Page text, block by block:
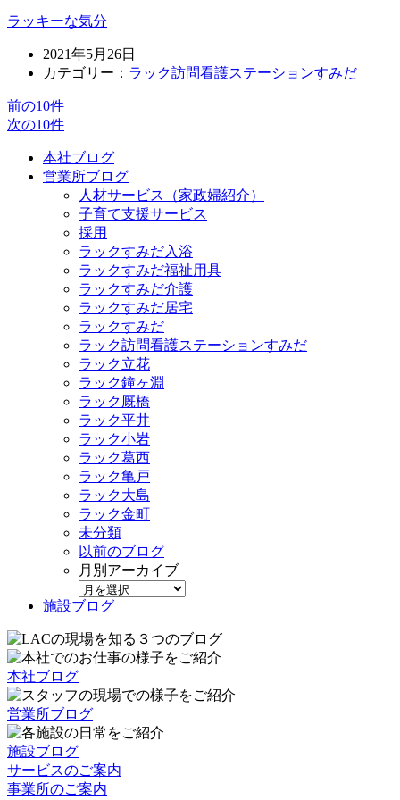
ラッキーな気分
2021年5月26日
カテゴリー： ラック訪問看護ステーションすみだ
前の10件
次の10件
本社ブログ
営業所ブログ
人材サービス（家政婦紹介）
子育て支援サービス
採用
ラックすみだ入浴
ラックすみだ福祉用具
ラックすみだ介護
ラックすみだ居宅
ラックすみだ
ラック訪問看護ステーションすみだ
ラック立花
ラック鐘ヶ淵
ラック厩橋
ラック平井
ラック小岩
ラック葛西
ラック亀戸
ラック大島
ラック金町
未分類
以前のブログ
月別アーカイブ
施設ブログ
本社ブログ
営業所ブログ
施設ブログ
サービスのご案内
事業所のご案内